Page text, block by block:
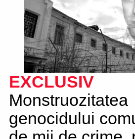
EXCLUSIV
Monstruozitatea
genocidului